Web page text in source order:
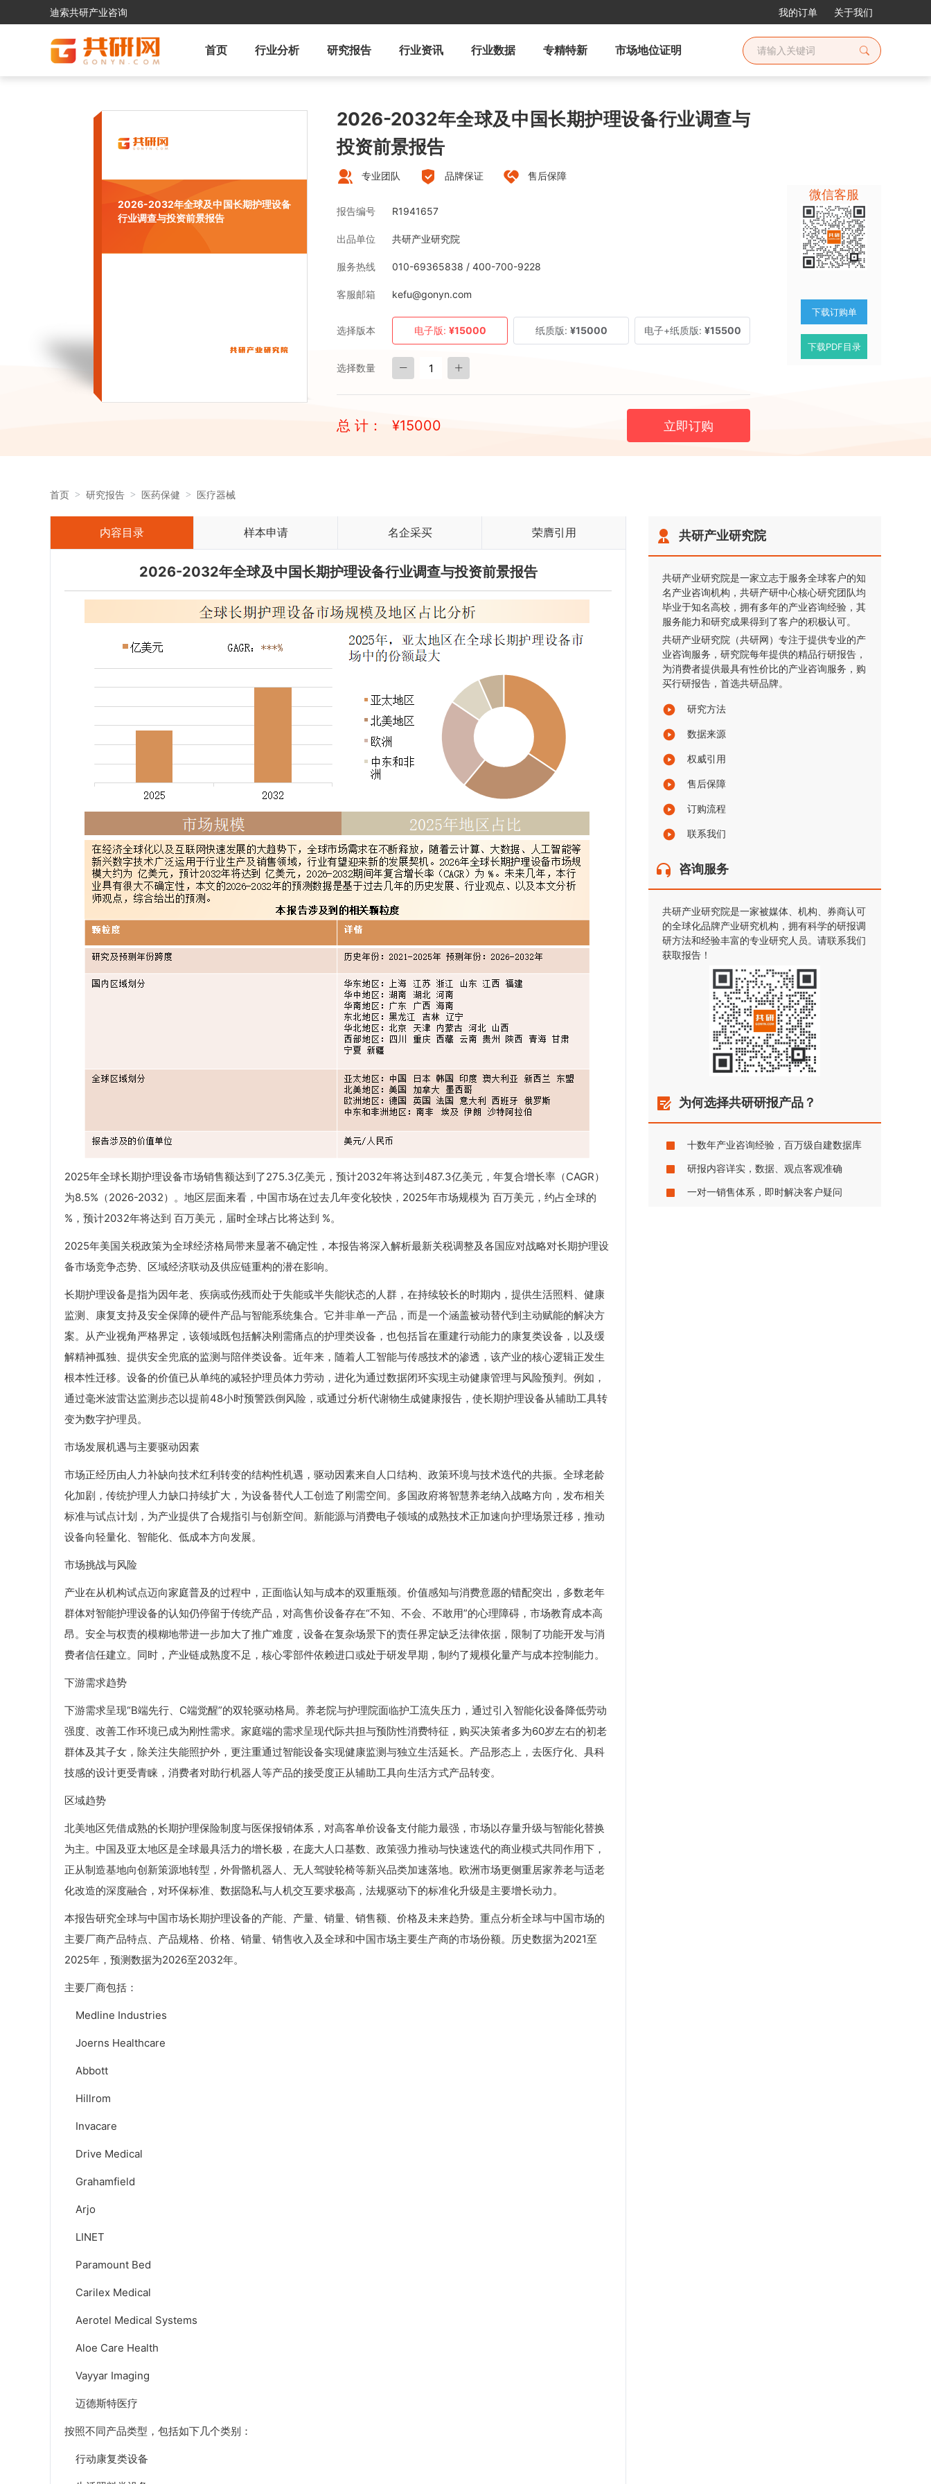
迪索共研产业咨询 我的订单 关于我们
首页 行业分析 研究报告 行业资讯 行业数据 专精特新 市场地位证明
2026-2032年全球及中国长期护理设备
行业调查与投资前景报告
2026-2032年全球及中国长期护理设备行业调查与
投资前景报告
专业团队 品牌保证 售后保障
报告编号 R1941657
出品单位 共研产业研究院
服务热线 010-69365838 / 400-700-9228
客服邮箱 kefu@gonyn.com
选择版本 电子版: ¥15000 纸质版: ¥15000 电子+纸质版: ¥15500
选择数量
总 计： ¥15000 立即订购
微信客服
下载订购单
下载PDF目录
首页 研究报告 医药保健 医疗器械
内容目录 样本申请 名企采买 荣膺引用
2026-2032年全球及中国长期护理设备行业调查与投资前景报告
2025年全球长期护理设备市场销售额达到了275.3亿美元，预计2032年将达到487.3亿美元，年复合增长率（CAGR）
为8.5%（2026-2032）。地区层面来看，中国市场在过去几年变化较快，2025年市场规模为 百万美元，约占全球的
%，预计2032年将达到 百万美元，届时全球占比将达到 %。
2025年美国关税政策为全球经济格局带来显著不确定性，本报告将深入解析最新关税调整及各国应对战略对长期护理设
备市场竞争态势、区域经济联动及供应链重构的潜在影响。
长期护理设备是指为因年老、疾病或伤残而处于失能或半失能状态的人群，在持续较长的时期内，提供生活照料、健康
监测、康复支持及安全保障的硬件产品与智能系统集合。它并非单一产品，而是一个涵盖被动替代到主动赋能的解决方
案。从产业视角严格界定，该领域既包括解决刚需痛点的护理类设备，也包括旨在重建行动能力的康复类设备，以及缓
解精神孤独、提供安全兜底的监测与陪伴类设备。近年来，随着人工智能与传感技术的渗透，该产业的核心逻辑正发生
根本性迁移。设备的价值已从单纯的减轻护理员体力劳动，进化为通过数据闭环实现主动健康管理与风险预判。例如，
通过毫米波雷达监测步态以提前48小时预警跌倒风险，或通过分析代谢物生成健康报告，使长期护理设备从辅助工具转
变为数字护理员。
市场发展机遇与主要驱动因素
市场正经历由人力补缺向技术红利转变的结构性机遇，驱动因素来自人口结构、政策环境与技术迭代的共振。全球老龄
化加剧，传统护理人力缺口持续扩大，为设备替代人工创造了刚需空间。多国政府将智慧养老纳入战略方向，发布相关
标准与试点计划，为产业提供了合规指引与创新空间。新能源与消费电子领域的成熟技术正加速向护理场景迁移，推动
设备向轻量化、智能化、低成本方向发展。
市场挑战与风险
产业在从机构试点迈向家庭普及的过程中，正面临认知与成本的双重瓶颈。价值感知与消费意愿的错配突出，多数老年
群体对智能护理设备的认知仍停留于传统产品，对高售价设备存在“不知、不会、不敢用”的心理障碍，市场教育成本高
昂。安全与权责的模糊地带进一步加大了推广难度，设备在复杂场景下的责任界定缺乏法律依据，限制了功能开发与消
费者信任建立。同时，产业链成熟度不足，核心零部件依赖进口或处于研发早期，制约了规模化量产与成本控制能力。
下游需求趋势
下游需求呈现“B端先行、C端觉醒”的双轮驱动格局。养老院与护理院面临护工流失压力，通过引入智能化设备降低劳动
强度、改善工作环境已成为刚性需求。家庭端的需求呈现代际共担与预防性消费特征，购买决策者多为60岁左右的初老
群体及其子女，除关注失能照护外，更注重通过智能设备实现健康监测与独立生活延长。产品形态上，去医疗化、具科
技感的设计更受青睐，消费者对助行机器人等产品的接受度正从辅助工具向生活方式产品转变。
区域趋势
北美地区凭借成熟的长期护理保险制度与医保报销体系，对高客单价设备支付能力最强，市场以存量升级与智能化替换
为主。中国及亚太地区是全球最具活力的增长极，在庞大人口基数、政策强力推动与快速迭代的商业模式共同作用下，
正从制造基地向创新策源地转型，外骨骼机器人、无人驾驶轮椅等新兴品类加速落地。欧洲市场更侧重居家养老与适老
化改造的深度融合，对环保标准、数据隐私与人机交互要求极高，法规驱动下的标准化升级是主要增长动力。
本报告研究全球与中国市场长期护理设备的产能、产量、销量、销售额、价格及未来趋势。重点分析全球与中国市场的
主要厂商产品特点、产品规格、价格、销量、销售收入及全球和中国市场主要生产商的市场份额。历史数据为2021至
2025年，预测数据为2026至2032年。
主要厂商包括：
Medline Industries
Joerns Healthcare
Abbott
Hillrom
Invacare
Drive Medical
Grahamfield
Arjo
LINET
Paramount Bed
Carilex Medical
Aerotel Medical Systems
Aloe Care Health
Vayyar Imaging
迈德斯特医疗
按照不同产品类型，包括如下几个类别：
行动康复类设备
共研产业研究院
共研产业研究院是一家立志于服务全球客户的知
名产业咨询机构，共研产研中心核心研究团队均
毕业于知名高校，拥有多年的产业咨询经验，其
服务能力和研究成果得到了客户的积极认可。
共研产业研究院（共研网）专注于提供专业的产
业咨询服务，研究院每年提供的精品行研报告，
为消费者提供最具有性价比的产业咨询服务，购
买行研报告，首选共研品牌。
研究方法
数据来源
权威引用
售后保障
订购流程
联系我们
咨询服务
共研产业研究院是一家被媒体、机构、券商认可
的全球化品牌产业研究机构，拥有科学的研报调
研方法和经验丰富的专业研究人员。请联系我们
获取报告！
为何选择共研研报产品？
十数年产业咨询经验，百万级自建数据库
研报内容详实，数据、观点客观准确
一对一销售体系，即时解决客户疑问